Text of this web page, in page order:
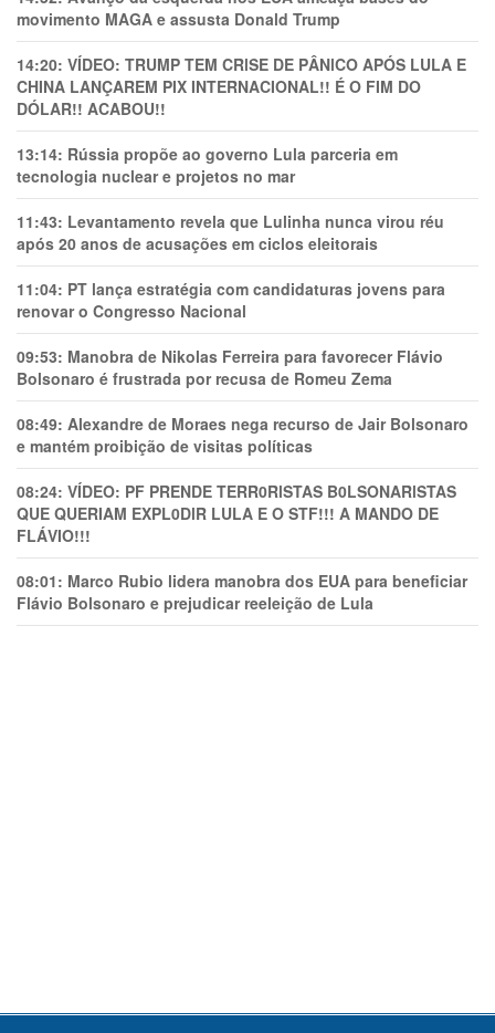
movimento MAGA e assusta Donald Trump
14:20: VÍDEO: TRUMP TEM CRlSE DE PÂNlCO APÓS LULA E
CHINA LANÇAREM PIX INTERNACIONAL!! É O FIM DO
DÓLAR!! ACABOU!!
13:14: Rússia propõe ao governo Lula parceria em
tecnologia nuclear e projetos no mar
11:43: Levantamento revela que Lulinha nunca virou réu
após 20 anos de acusações em ciclos eleitorais
11:04: PT lança estratégia com candidaturas jovens para
renovar o Congresso Nacional
09:53: Manobra de Nikolas Ferreira para favorecer Flávio
Bolsonaro é frustrada por recusa de Romeu Zema
08:49: Alexandre de Moraes nega recurso de Jair Bolsonaro
e mantém proibição de visitas políticas
08:24: VÍDEO: PF PRENDE TERR0RlSTAS B0LSONARlSTAS
QUE QUERIAM EXPL0DlR LULA E O STF!!! A MANDO DE
FLÁVIO!!!
08:01: Marco Rubio lidera manobra dos EUA para beneficiar
Flávio Bolsonaro e prejudicar reeleição de Lula